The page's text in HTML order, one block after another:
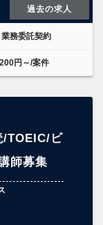
過去の求人
業務委託契約
円～/案件
/TOEIC/ビ
師募集